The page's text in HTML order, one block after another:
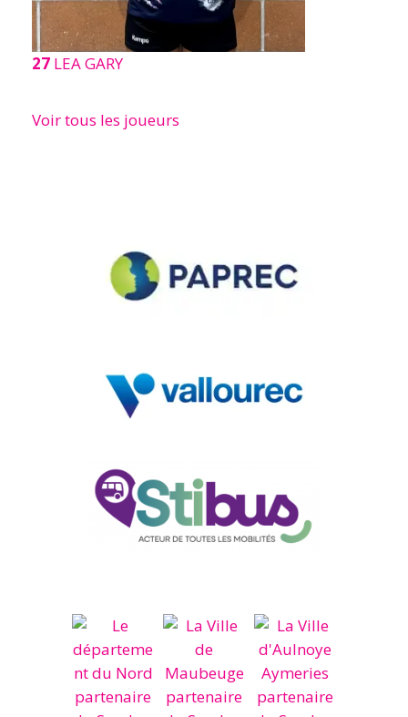
27 LEA GARY
Voir tous les joueurs